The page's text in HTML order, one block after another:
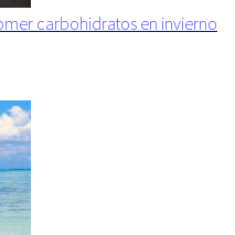
carbohidratos en invierno